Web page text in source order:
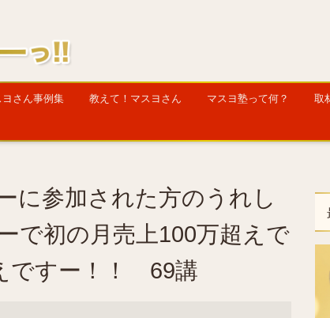
さん事例集 教えて！マスヨさん マスヨ塾って何？ 取
に参加された方のうれし
で初の月売上100万超えで
ですー！！ 69講